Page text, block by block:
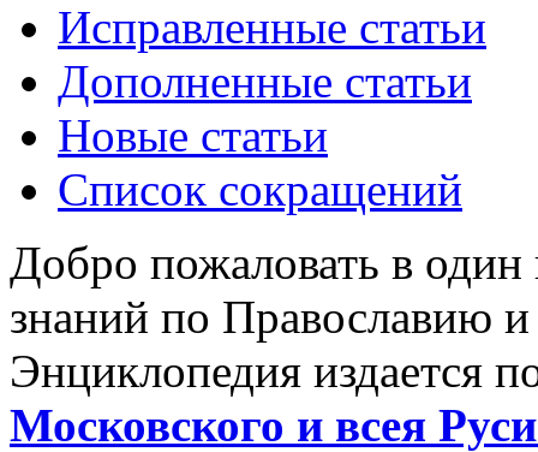
Исправленные статьи
Дополненные статьи
Новые статьи
Список сокращений
Добро пожаловать в
знаний по Православию
Энциклопедия издается
Московского и всея